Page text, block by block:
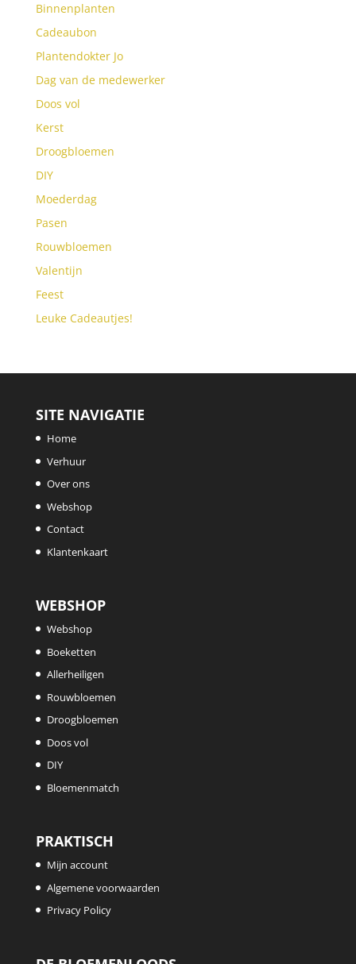
Binnenplanten
Cadeaubon
Plantendokter Jo
Dag van de medewerker
Doos vol
Kerst
Droogbloemen
DIY
Moederdag
Pasen
Rouwbloemen
Valentijn
Feest
Leuke Cadeautjes!
SITE NAVIGATIE
Home
Verhuur
Over ons
Webshop
Contact
Klantenkaart
WEBSHOP
Webshop
Boeketten
Allerheiligen
Rouwbloemen
Droogbloemen
Doos vol
DIY
Bloemenmatch
PRAKTISCH
Mijn account
Algemene voorwaarden
Privacy Policy